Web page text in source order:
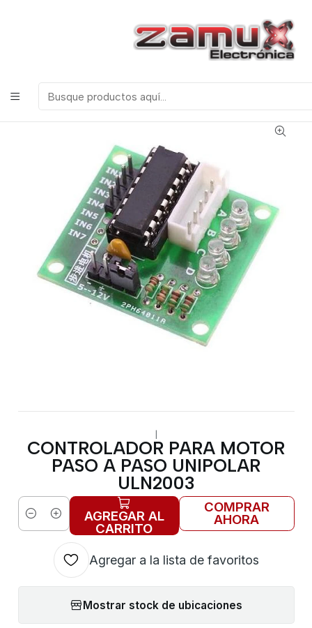
ELECTRONICOS, ROBOTICA & TECNOLOGIA
Productos Arduino
Módulos
CONTROLADOR PARA MOTOR PASO A PASO UNIPOLAR
|
CONTROLADOR PARA MOTOR
PASO A PASO UNIPOLAR
ULN2003
Cantidad AGREGAR AL
CARRITO
COMPRAR
AHORA
Agregar a la lista de favoritos
Mostrar stock de ubicaciones